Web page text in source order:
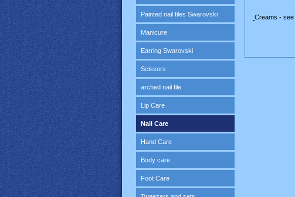
Painted nail files Swarovski
Manicure
Earring Swarovski
Scissors
arched nail file
Lip Care
Nail Care
Hand Care
Body care
Foot Care
Creams - see